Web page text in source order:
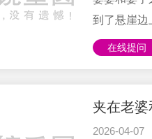
而是两代人
到了悬崖边
妈，又怕
成为丈夫
接决定这
在线提问
2026-04-07